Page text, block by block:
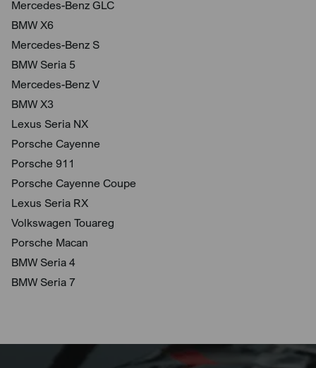
Mercedes-Benz GLC
BMW X6
Mercedes-Benz S
BMW Seria 5
Mercedes-Benz V
BMW X3
Lexus Seria NX
Porsche Cayenne
Porsche 911
Porsche Cayenne Coupe
Lexus Seria RX
Volkswagen Touareg
Porsche Macan
BMW Seria 4
BMW Seria 7